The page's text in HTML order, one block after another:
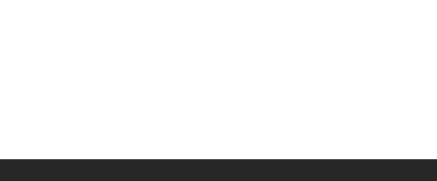
und quer sein,